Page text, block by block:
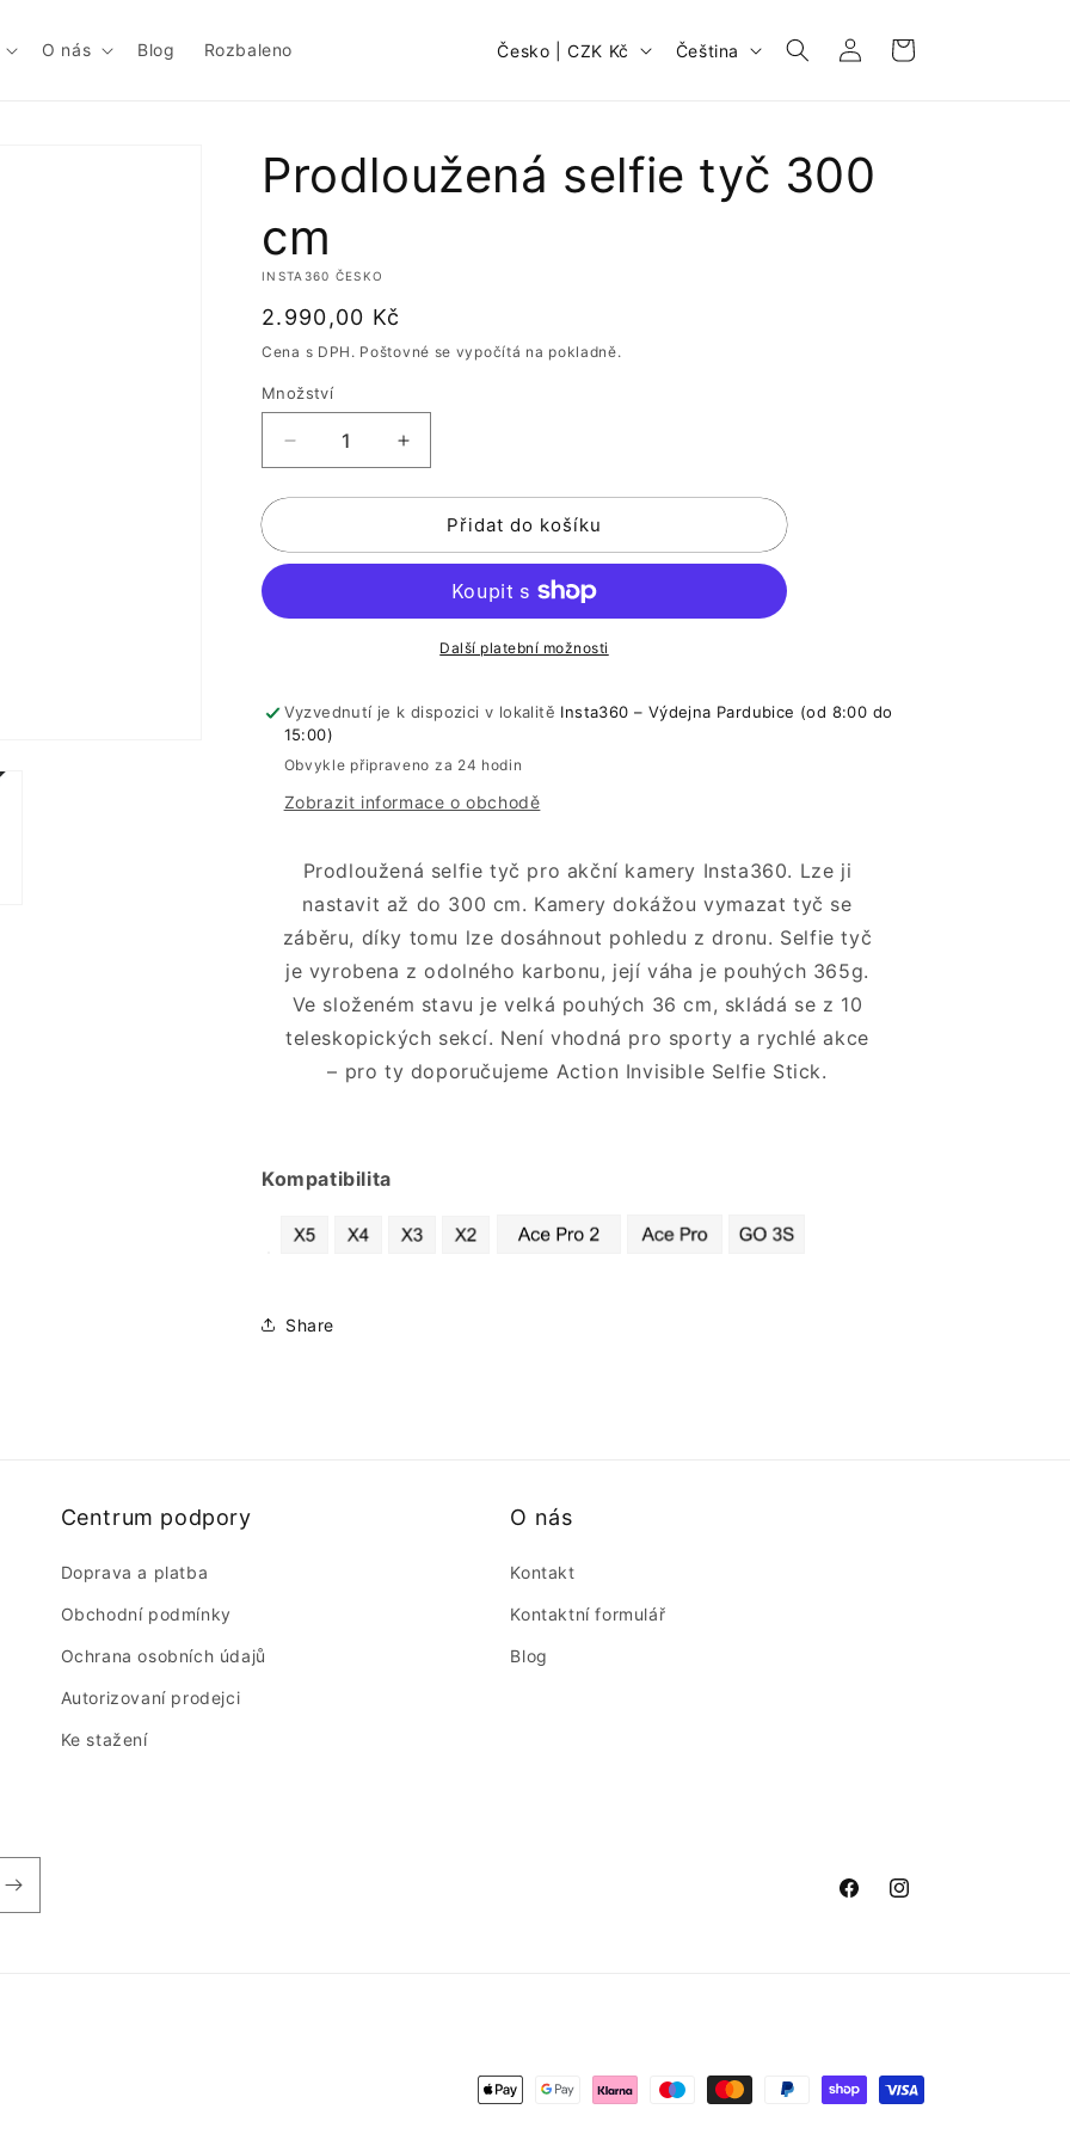
O nás Blog Rozbaleno
Z
/
a
Česko | CZK Kč
J
k
Čeština
Přihlásit
Košík
Prodloužená selfie tyč 300
cm
INSTA360 ČESKO
Běžná
cena
2.990,00 Kč
Cena s DPH. Poštovné se vypočítá na pokladně.
Množství
množství
produktu
selfie
cm
Zvýšit
množství
produktu
Prodloužená
selfie
cm
Přidat do košíku
Další platební možnosti
Vyzvednutí je k dispozici v lokalitě Insta360 – Výdejna Pardubice (od 8:00 do
15:00)
Obvykle připraveno za 24 hodin
Zobrazit informace o obchodě
Prodloužená selfie tyč pro akční kamery Insta360. Lze ji
nastavit až do 300 cm. Kamery dokážou vymazat tyč se
záběru, díky tomu lze dosáhnout pohledu z dronu. Selfie tyč
je vyrobena z odolného karbonu, její váha je pouhých 365g.
Ve složeném stavu je velká pouhých 36 cm, skládá se z 10
teleskopických sekcí. Není vhodná pro sporty a rychlé akce
– pro ty doporučujeme Action Invisible Selfie Stick.
Kompatibilita
Share
Centrum podpory
Doprava a platba
Obchodní podmínky
Ochrana osobních údajů
Autorizovaní prodejci
Ke stažení
O nás
Kontakt
Kontaktní formulář
Blog
FacebookInstagram
Platební